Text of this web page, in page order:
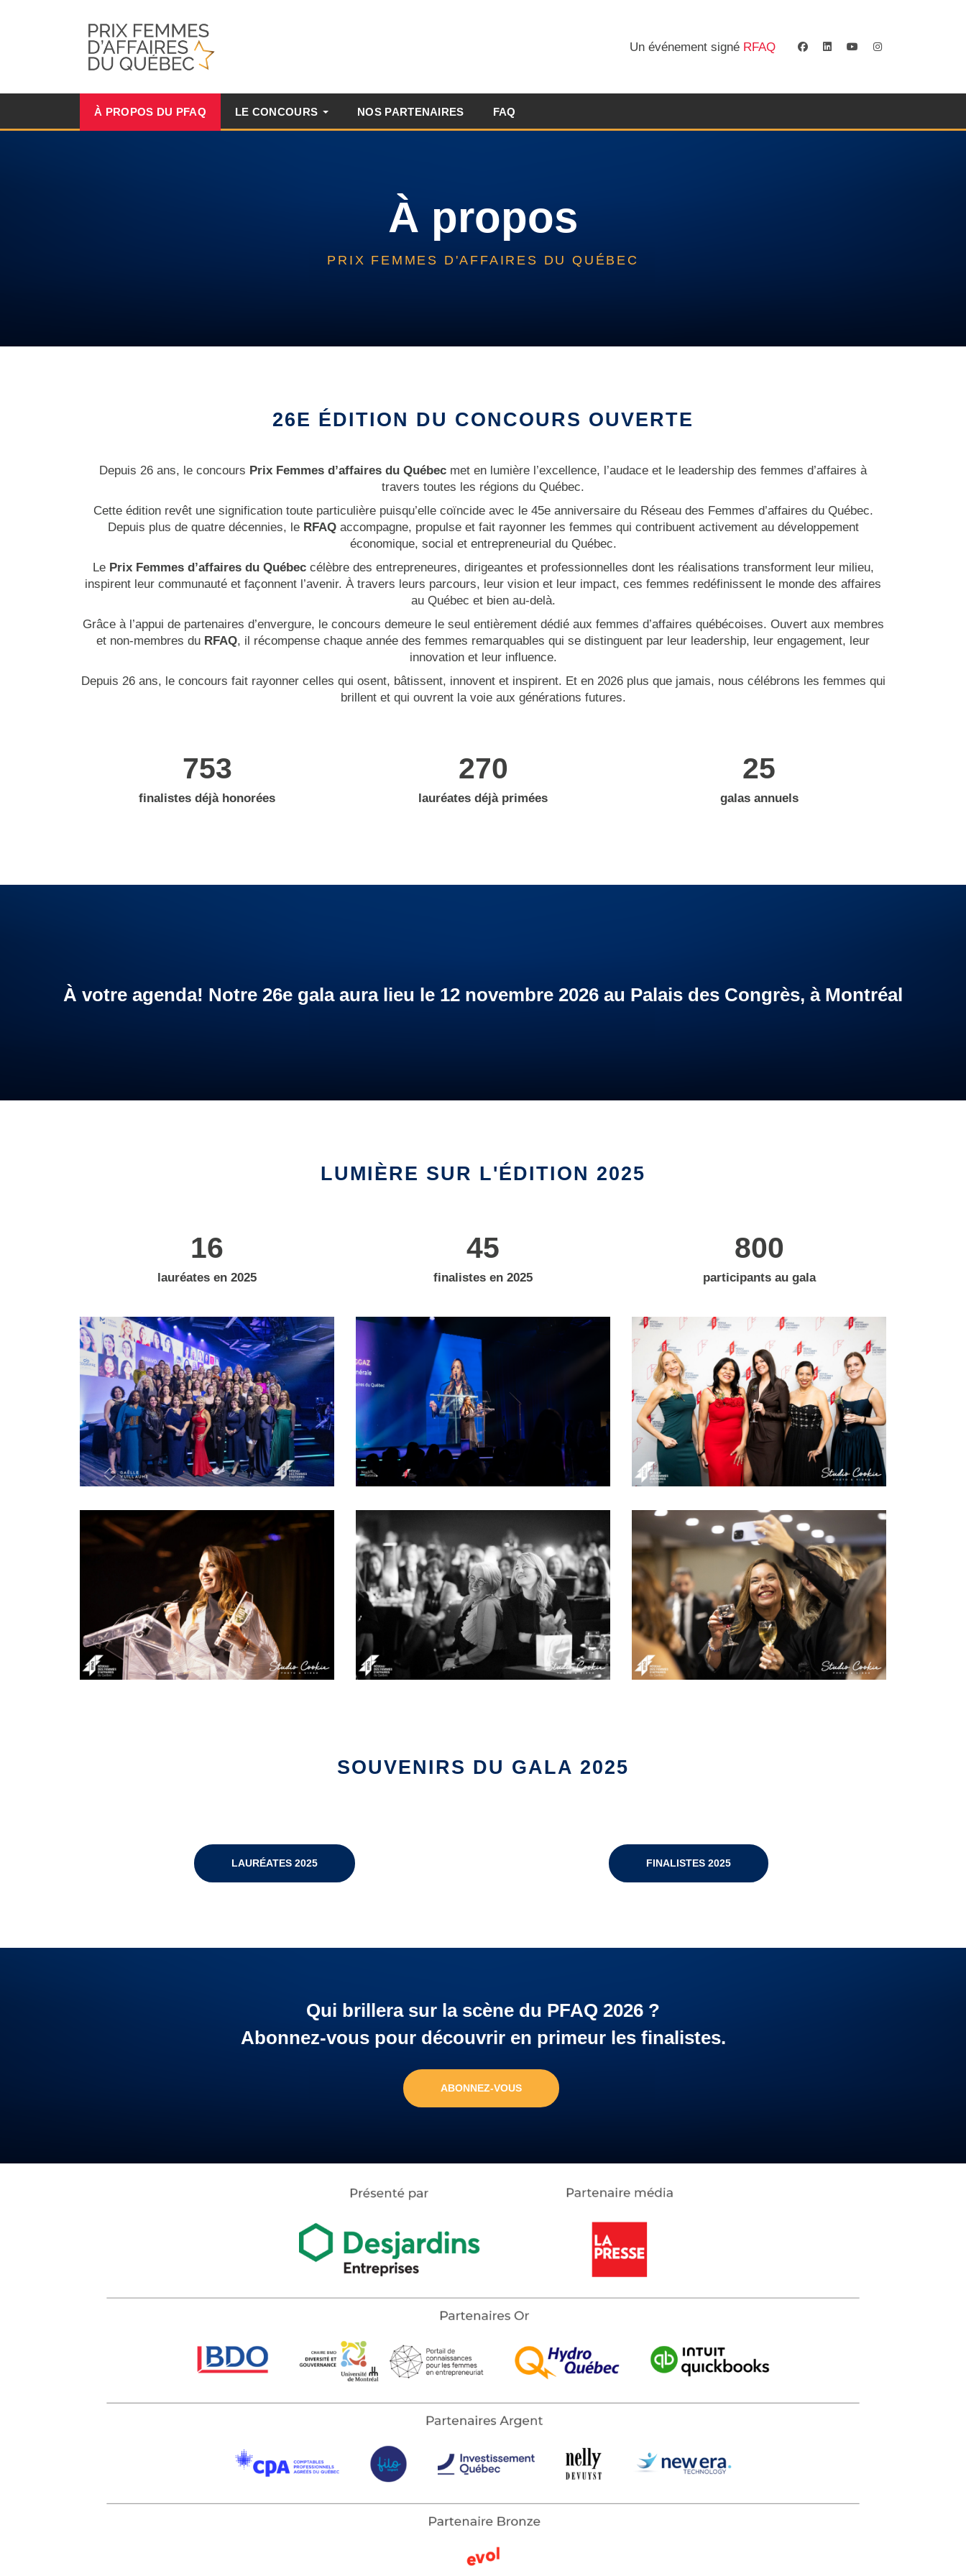
Un événement signé RFAQ facebooklinkedin youtubeinstagram
À PROPOS DU PFAQ LE CONCOURS NOS PARTENAIRES FAQ
À propos
PRIX FEMMES D'AFFAIRES DU QUÉBEC
26E ÉDITION DU CONCOURS OUVERTE
Depuis 26 ans, le concours Prix Femmes d’affaires du Québec met en lumière l’excellence, l’audace et le leadership des femmes d’affaires à
travers toutes les régions du Québec.
Cette édition revêt une signification toute particulière puisqu’elle coïncide avec le 45e anniversaire du Réseau des Femmes d’affaires du Québec.
Depuis plus de quatre décennies, le RFAQaccompagne, propulse et fait rayonner les femmes qui contribuent activement au développement
économique, social et entrepreneurial du Québec.
LePrix Femmes d’affaires du Québec célèbre des entrepreneures, dirigeantes et professionnelles dont les réalisations transforment leur milieu,
inspirent leur communauté et façonnent l’avenir. À travers leurs parcours, leur vision et leur impact, ces femmes redéfinissent le monde des affaires
au Québec et bien au-delà.
Grâce à l’appui de partenaires d’envergure, le concours demeure le seul entièrement dédié aux femmes d’affaires québécoises. Ouvert aux membres
et non-membres du RFAQ, il récompense chaque année des femmes remarquables qui se distinguent par leur leadership, leur engagement, leur
innovation et leur influence.
Depuis 26 ans, le concours fait rayonner celles qui osent, bâtissent, innovent et inspirent. Et en 2026 plus que jamais, nous célébrons les femmes qui
brillent et qui ouvrent la voie aux générations futures.
753
finalistes déjà honorées
270
lauréates déjà primées
25
galas annuels
À votre agenda! Notre 26e gala aura lieu le 12 novembre 2026 au Palais des Congrès, à Montréal
LUMIÈRE SUR L'ÉDITION 2025
16
lauréates en 2025
45
finalistes en 2025
800
participants au gala
SOUVENIRS DU GALA 2025
LAURÉATES 2025 FINALISTES 2025
Qui brillera sur la scène du PFAQ 2026 ?
Abonnez-vous pour découvrir en primeur les finalistes.
ABONNEZ-VOUS